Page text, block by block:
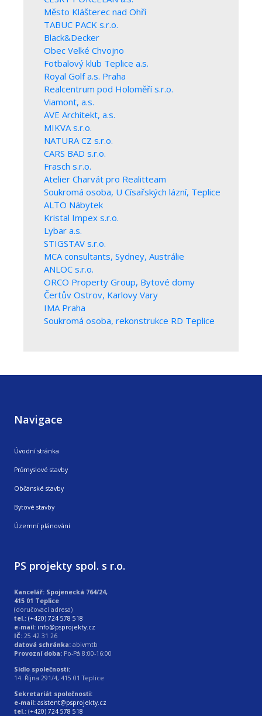
Město Klášterec nad Ohří
TABUC PACK s.r.o.
Black&Decker
Obec Velké Chvojno
Fotbalový klub Teplice a.s.
Royal Golf a.s. Praha
Realcentrum pod Holoměří s.r.o.
Viamont, a.s.
AVE Architekt, a.s.
MIKVA s.r.o.
NATURA CZ s.r.o.
CARS BAD s.r.o.
Frasch s.r.o.
Atelier Charvát pro Realitteam
Soukromá osoba, U Císařských lázní, Teplice
ALTO Nábytek
Kristal Impex s.r.o.
Lybar a.s.
STIGSTAV s.r.o.
MCA consultants, Sydney, Austrálie
ANLOC s.r.o.
ORCO Property Group, Bytové domy
Čertův Ostrov, Karlovy Vary
IMA Praha
Soukromá osoba, rekonstrukce RD Teplice
Navigace
Úvodní stránka
Průmyslové stavby
Občanské stavby
Bytové stavby
Územní plánování
PS projekty spol. s r.o.
Kancelář: Spojenecká 764/24,
415 01 Teplice
(doručovací adresa)
tel.: (+420) 724 578 518
e-mail: info@psprojekty.cz
IČ: 25 42 31 26
datová schránka: abivmtb
Provozní doba: Po-Pá 8:00-16:00
Sídlo společnosti:
14. Října 291/4, 415 01 Teplice
Sekretariát společnosti:
e-mail: asistent@psprojekty.cz
tel.: (+420) 724 578 518